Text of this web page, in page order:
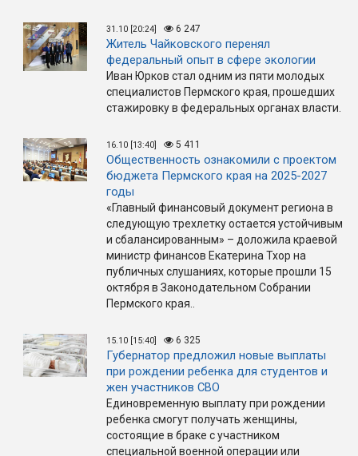
31.10 [20:24] 6 247
Житель Чайковского перенял
федеральный опыт в сфере экологии
Иван Юрков стал одним из пяти молодых
специалистов Пермского края, прошедших
стажировку в федеральных органах власти.
16.10 [13:40] 5 411
Общественность ознакомили с проектом
бюджета Пермского края на 2025-2027
годы
«Главный финансовый документ региона в
следующую трехлетку остается устойчивым
и сбалансированным» – доложила краевой
министр финансов Екатерина Тхор на
публичных слушаниях, которые прошли 15
октября в Законодательном Собрании
Пермского края..
15.10 [15:40] 6 325
Губернатор предложил новые выплаты
при рождении ребенка для студентов и
жен участников СВО
Единовременную выплату при рождении
ребенка смогут получать женщины,
состоящие в браке с участником
специальной военной операции или